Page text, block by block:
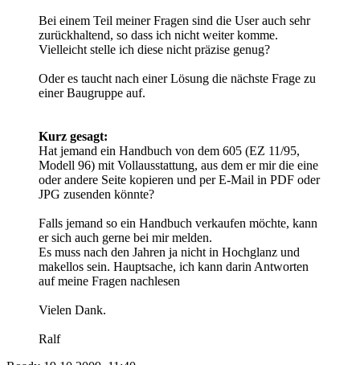
Bei einem Teil meiner Fragen sind die User auch sehr
zurückhaltend, so dass ich nicht weiter komme.
Vielleicht stelle ich diese nicht präzise genug?
Oder es taucht nach einer Lösung die nächste Frage zu
einer Baugruppe auf.
Kurz gesagt:
Hat jemand ein Handbuch von dem 605 (EZ 11/95,
Modell 96) mit Vollausstattung, aus dem er mir die eine
oder andere Seite kopieren und per E-Mail in PDF oder
JPG zusenden könnte?
Falls jemand so ein Handbuch verkaufen möchte, kann
er sich auch gerne bei mir melden.
Es muss nach den Jahren ja nicht in Hochglanz und
makellos sein. Hauptsache, ich kann darin Antworten
auf meine Fragen nachlesen
Vielen Dank.
Ralf